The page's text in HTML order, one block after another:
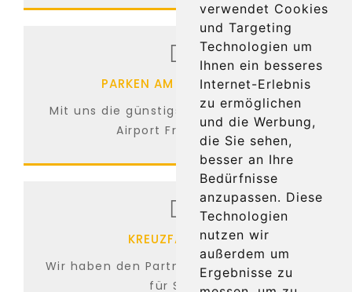
verwendet Cookies
und Targeting
Technologien um
Ihnen ein besseres
Internet-Erlebnis
zu ermöglichen
und die Werbung,
die Sie sehen,
besser an Ihre
Bedürfnisse
anzupassen. Diese
Technologien
nutzen wir
außerdem um
Ergebnisse zu
PARKEN AM FLUGHAFEN
Mit uns die günstigsten Parkplätze am
Airport Frankfurt...
KREUZFAHRTEN
Wir haben den Partner für Kreuzfahrten
für Sie...